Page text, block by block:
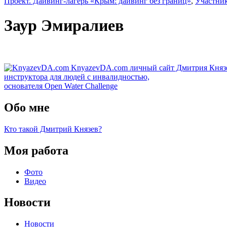
Заур Эмиралиев
KnyazevDA.com личный сайт Дмитрия
инструктора для людей с инвалидностью,
основателя Open Water Challenge
Обо мне
Кто такой Дмитрий Князев?
Моя работа
Фото
Видео
Новости
Новости